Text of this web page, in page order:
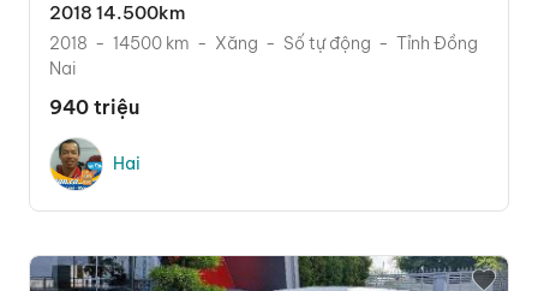
2018 14.500km
2018 14500 km Xăng Số tự động
Tỉnh Đồng
Nai
940 triệu
Hai